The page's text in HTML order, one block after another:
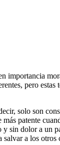
importancia
pero estas
solo son
patente
y sin dolor a un
a los otros